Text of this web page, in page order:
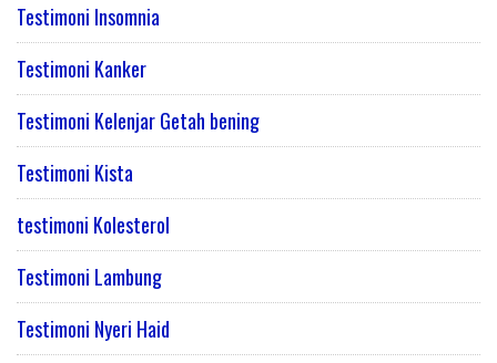
Testimoni Insomnia
Testimoni Kanker
Testimoni Kelenjar Getah bening
Testimoni Kista
testimoni Kolesterol
Testimoni Lambung
Testimoni Nyeri Haid